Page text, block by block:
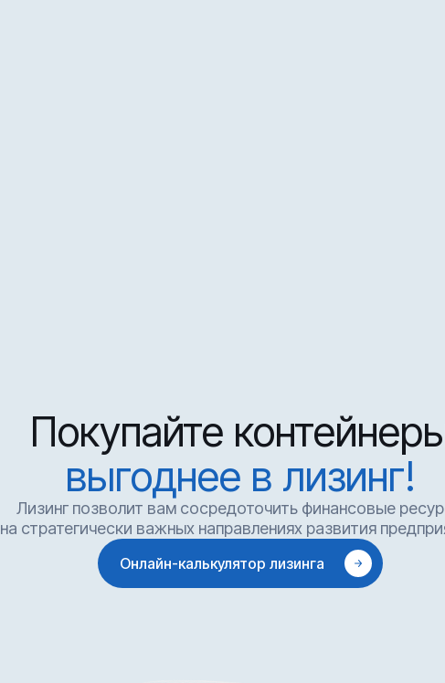
Покупайте
выгоднее в лизинг!
Лизинг позволит вам сосредоточить финансовые
на стратегически важных направлениях развития
Онлайн-калькулятор лизинга